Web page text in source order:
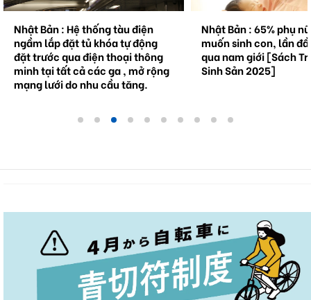
Nhật Bản : Hệ thống tàu điện
ngầm lắp đặt tủ khóa tự động
đặt trước qua điện thoại thông
minh tại tất cả các ga , mở rộng
mạng lưới do nhu cầu tăng.
Nhật Bản : 65% phụ
muốn sinh con, lần
qua nam giới [Sách
Sinh Sản 2025]